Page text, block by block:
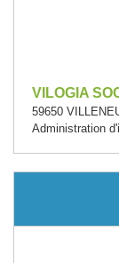
VILOGIA
59650
Administration